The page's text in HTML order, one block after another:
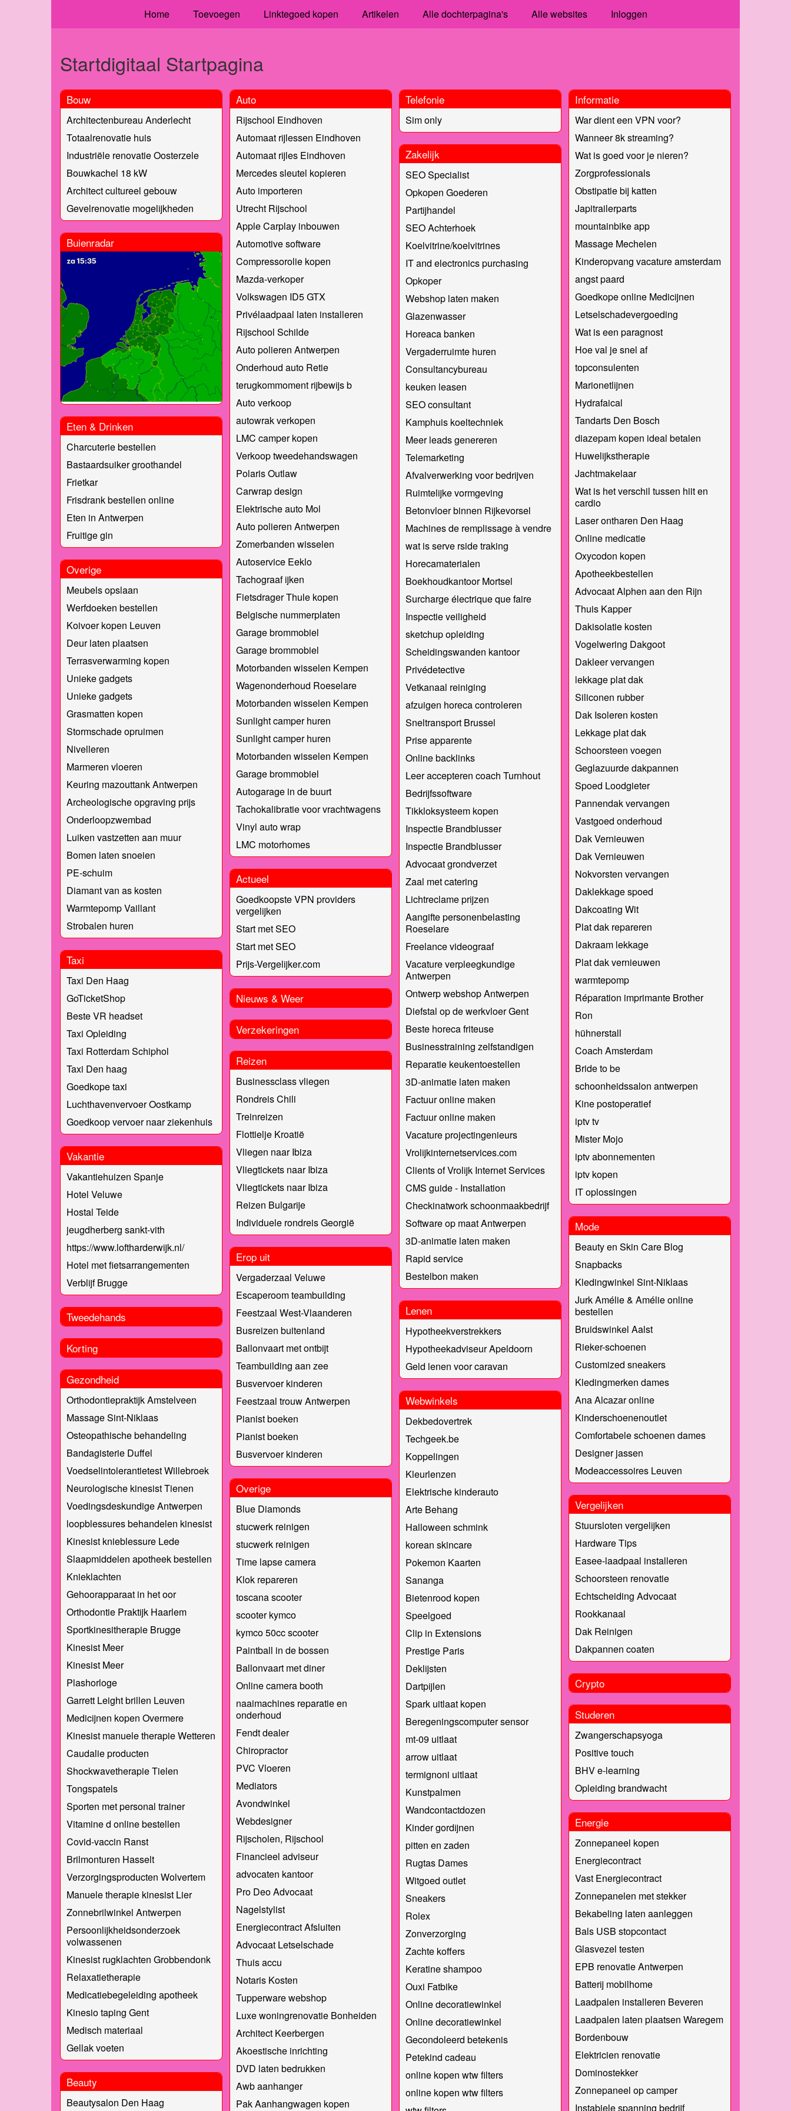
Home Toevoegen Linktegoed kopen Artikelen Alle dochterpagina's Alle websites Inloggen
Startdigitaal Startpagina
Bouw
Architectenbureau Anderlecht
Totaalrenovatie huis
Industriële renovatie Oosterzele
Bouwkachel 18 kW
Architect cultureel gebouw
Gevelrenovatie mogelijkheden
Buienradar
Eten & Drinken
Charcuterie bestellen
Bastaardsuiker groothandel
Frietkar
Frisdrank bestellen online
Eten in Antwerpen
Fruitige gin
Overige
Meubels opslaan
Werfdoeken bestellen
Koivoer kopen Leuven
Deur laten plaatsen
Terrasverwarming kopen
Unieke gadgets
Unieke gadgets
Grasmatten kopen
Stormschade opruimen
Nivelleren
Marmeren vloeren
Keuring mazouttank Antwerpen
Archeologische opgraving prijs
Onderloopzwembad
Luiken vastzetten aan muur
Bomen laten snoeien
PE-schuim
Diamant van as kosten
Warmtepomp Vaillant
Strobalen huren
Taxi
Taxi Den Haag
GoTicketShop
Beste VR headset
Taxi Opleiding
Taxi Rotterdam Schiphol
Taxi Den haag
Goedkope taxi
Luchthavenvervoer Oostkamp
Goedkoop vervoer naar ziekenhuis
Vakantie
Vakantiehuizen Spanje
Hotel Veluwe
Hostal Teide
jeugdherberg sankt-vith
https://www.loftharderwijk.nl/
Hotel met fietsarrangementen
Verblijf Brugge
Tweedehands
Korting
Gezondheid
Orthodontiepraktijk Amstelveen
Massage Sint-Niklaas
Osteopathische behandeling
Bandagisterie Duffel
Voedselintolerantietest Willebroek
Neurologische kinesist Tienen
Voedingsdeskundige Antwerpen
loopblessures behandelen kinesist
Kinesist knieblessure Lede
Slaapmiddelen apotheek bestellen
Knieklachten
Gehoorapparaat in het oor
Orthodontie Praktijk Haarlem
Sportkinesitherapie Brugge
Kinesist Meer
Kinesist Meer
Plashorloge
Garrett Leight brillen Leuven
Medicijnen kopen Overmere
Kinesist manuele therapie Wetteren
Caudalie producten
Shockwavetherapie Tielen
Tongspatels
Sporten met personal trainer
Vitamine d online bestellen
Covid-vaccin Ranst
Brilmonturen Hasselt
Verzorgingsproducten Wolvertem
Manuele therapie kinesist Lier
Zonnebrilwinkel Antwerpen
Persoonlijkheidsonderzoek
volwassenen
Kinesist rugklachten Grobbendonk
Relaxatietherapie
Medicatiebegeleiding apotheek
Kinesio taping Gent
Medisch materiaal
Gellak voeten
Beauty
Beautysalon Den Haag
Auto
Rijschool Eindhoven
Automaat rijlessen Eindhoven
Automaat rijles Eindhoven
Mercedes sleutel kopieren
Auto importeren
Utrecht Rijschool
Apple Carplay inbouwen
Automotive software
Compressorolie kopen
Mazda-verkoper
Volkswagen ID5 GTX
Privélaadpaal laten installeren
Rijschool Schilde
Auto polieren Antwerpen
Onderhoud auto Retie
terugkommoment rijbewijs b
Auto verkoop
autowrak verkopen
LMC camper kopen
Verkoop tweedehandswagen
Polaris Outlaw
Carwrap design
Elektrische auto Mol
Auto polieren Antwerpen
Zomerbanden wisselen
Autoservice Eeklo
Tachograaf ijken
Fietsdrager Thule kopen
Belgische nummerplaten
Garage brommobiel
Garage brommobiel
Motorbanden wisselen Kempen
Wagenonderhoud Roeselare
Motorbanden wisselen Kempen
Sunlight camper huren
Sunlight camper huren
Motorbanden wisselen Kempen
Garage brommobiel
Autogarage in de buurt
Tachokalibratie voor vrachtwagens
Vinyl auto wrap
LMC motorhomes
Actueel
Goedkoopste VPN providers
vergelijken
Start met SEO
Start met SEO
Prijs-Vergelijker.com
Nieuws & Weer
Verzekeringen
Reizen
Businessclass vliegen
Rondreis Chili
Treinreizen
Flottielje Kroatië
Vliegen naar Ibiza
Vliegtickets naar Ibiza
Vliegtickets naar Ibiza
Reizen Bulgarije
Individuele rondreis Georgië
Erop uit
Vergaderzaal Veluwe
Escaperoom teambuilding
Feestzaal West-Vlaanderen
Busreizen buitenland
Ballonvaart met ontbijt
Teambuilding aan zee
Busvervoer kinderen
Feestzaal trouw Antwerpen
Pianist boeken
Pianist boeken
Busvervoer kinderen
Overige
Blue Diamonds
stucwerk reinigen
stucwerk reinigen
Time lapse camera
Klok repareren
toscana scooter
scooter kymco
kymco 50cc scooter
Paintball in de bossen
Ballonvaart met diner
Online camera booth
naaimachines reparatie en
onderhoud
Fendt dealer
Chiropractor
PVC Vloeren
Mediators
Avondwinkel
Webdesigner
Rijscholen, Rijschool
Financieel adviseur
advocaten kantoor
Pro Deo Advocaat
Nagelstylist
Energiecontract Afsluiten
Advocaat Letselschade
Thuis accu
Notaris Kosten
Tupperware webshop
Luxe woningrenovatie Bonheiden
Architect Keerbergen
Akoestische inrichting
DVD laten bedrukken
Awb aanhanger
Pak Aanhangwagen kopen
Telefonie
Sim only
Zakelijk
SEO Specialist
Opkopen Goederen
Partijhandel
SEO Achterhoek
Koelvitrine/koelvitrines
IT and electronics purchasing
Opkoper
Webshop laten maken
Glazenwasser
Horeaca banken
Vergaderruimte huren
Consultancybureau
keuken leasen
SEO consultant
Kamphuis koeltechniek
Meer leads genereren
Telemarketing
Afvalverwerking voor bedrijven
Ruimtelijke vormgeving
Betonvloer binnen Rijkevorsel
Machines de remplissage à vendre
wat is serve rside traking
Horecamaterialen
Boekhoudkantoor Mortsel
Surcharge électrique que faire
Inspectie veiligheid
sketchup opleiding
Scheidingswanden kantoor
Privédetective
Vetkanaal reiniging
afzuigen horeca controleren
Sneltransport Brussel
Prise apparente
Online backlinks
Leer accepteren coach Turnhout
Bedrijfssoftware
Tikkloksysteem kopen
Inspectie Brandblusser
Inspectie Brandblusser
Advocaat grondverzet
Zaal met catering
Lichtreclame prijzen
Aangifte personenbelasting
Roeselare
Freelance videograaf
Vacature verpleegkundige
Antwerpen
Ontwerp webshop Antwerpen
Diefstal op de werkvloer Gent
Beste horeca friteuse
Businesstraining zelfstandigen
Reparatie keukentoestellen
3D-animatie laten maken
Factuur online maken
Factuur online maken
Vacature projectingenieurs
Vrolijkinternetservices.com
Clients of Vrolijk Internet Services
CMS guide - Installation
Checkinatwork schoonmaakbedrijf
Software op maat Antwerpen
3D-animatie laten maken
Rapid service
Bestelbon maken
Lenen
Hypotheekverstrekkers
Hypotheekadviseur Apeldoorn
Geld lenen voor caravan
Webwinkels
Dekbedovertrek
Techgeek.be
Koppelingen
Kleurlenzen
Elektrische kinderauto
Arte Behang
Halloween schmink
korean skincare
Pokemon Kaarten
Sananga
Bietenrood kopen
Speelgoed
Clip in Extensions
Prestige Paris
Deklijsten
Dartpijlen
Spark uitlaat kopen
Beregeningscomputer sensor
mt-09 uitlaat
arrow uitlaat
termignoni uitlaat
Kunstpalmen
Wandcontactdozen
Kinder gordijnen
pitten en zaden
Rugtas Dames
Witgoed outlet
Sneakers
Rolex
Zonverzorging
Zachte koffers
Keratine shampoo
Ouxi Fatbike
Online decoratiewinkel
Online decoratiewinkel
Gecondoleerd betekenis
Petekind cadeau
online kopen wtw filters
online kopen wtw filters
Informatie
War dient een VPN voor?
Wanneer 8k streaming?
Wat is goed voor je nieren?
Zorgprofessionals
Obstipatie bij katten
Japitrailerparts
mountainbike app
Massage Mechelen
Kinderopvang vacature amsterdam
angst paard
Goedkope online Medicijnen
Letselschadevergoeding
Wat is een paragnost
Hoe val je snel af
topconsulenten
Marionetlijnen
Hydrafaical
Tandarts Den Bosch
diazepam kopen ideal betalen
Huwelijkstherapie
Jachtmakelaar
Wat is het verschil tussen hiit en
cardio
Laser ontharen Den Haag
Online medicatie
Oxycodon kopen
Apotheekbestellen
Advocaat Alphen aan den Rijn
Thuis Kapper
Dakisolatie kosten
Vogelwering Dakgoot
Dakleer vervangen
lekkage plat dak
Siliconen rubber
Dak Isoleren kosten
Lekkage plat dak
Schoorsteen voegen
Geglazuurde dakpannen
Spoed Loodgieter
Pannendak vervangen
Vastgoed onderhoud
Dak Vernieuwen
Dak Vernieuwen
Nokvorsten vervangen
Daklekkage spoed
Dakcoating Wit
Plat dak repareren
Dakraam lekkage
Plat dak vernieuwen
warmtepomp
Réparation imprimante Brother
Ron
hühnerstall
Coach Amsterdam
Bride to be
schoonheidssalon antwerpen
Kine postoperatief
iptv tv
Mister Mojo
iptv abonnementen
iptv kopen
IT oplossingen
Mode
Beauty en Skin Care Blog
Snapbacks
Kledingwinkel Sint-Niklaas
Jurk Amélie & Amélie online
bestellen
Bruidswinkel Aalst
Rieker-schoenen
Customized sneakers
Kledingmerken dames
Ana Alcazar online
Kinderschoenenoutlet
Comfortabele schoenen dames
Designer jassen
Modeaccessoires Leuven
Vergelijken
Stuursloten vergelijken
Hardware Tips
Easee-laadpaal installeren
Schoorsteen renovatie
Echtscheiding Advocaat
Rookkanaal
Dak Reinigen
Dakpannen coaten
Crypto
Studeren
Zwangerschapsyoga
Positive touch
BHV e-learning
Opleiding brandwacht
Energie
Zonnepaneel kopen
Energiecontract
Vast Energiecontract
Zonnepanelen met stekker
Bekabeling laten aanleggen
Bals USB stopcontact
Glasvezel testen
EPB renovatie Antwerpen
Batterij mobilhome
Laadpalen installeren Beveren
Laadpalen laten plaatsen Waregem
Bordenbouw
Elektricien renovatie
Dominostekker
Zonnepaneel op camper
Instabiele spanning bedrijf